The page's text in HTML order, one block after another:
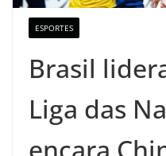
ESPORTES
Brasil
Liga das